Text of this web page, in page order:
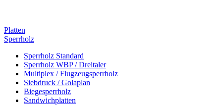
Platten
Sperrholz
Sperrholz Standard
Sperrholz WBP / Dreitaler
Multiplex / Flugzeugsperrholz
Siebdruck / Golaplan
Biegesperrholz
Sandwichplatten